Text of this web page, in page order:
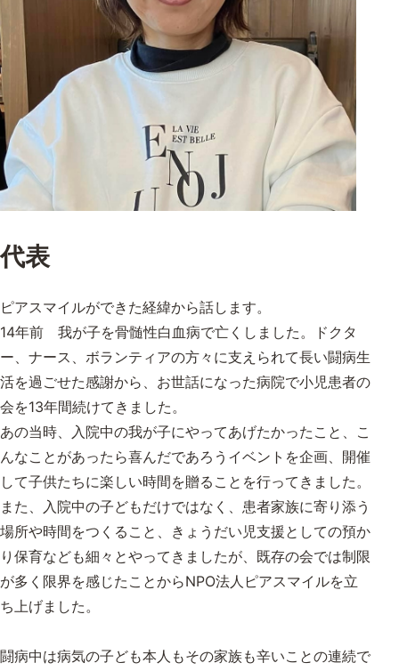
代表
ピアスマイルができた経緯から話します。
14年前 我が子を骨髄性白血病で亡くしました。ドクタ
ー、ナース、ボランティアの方々に支えられて長い闘病生
活を過ごせた感謝から、お世話になった病院で小児患者の
会を13年間続けてきました。
あの当時、入院中の我が子にやってあげたかったこと、こ
んなことがあったら喜んだであろうイベントを企画、開催
して子供たちに楽しい時間を贈ることを行ってきました。
また、入院中の子どもだけではなく、患者家族に寄り添う
場所や時間をつくること、きょうだい児支援としての預か
り保育なども細々とやってきましたが、既存の会では制限
が多く限界を感じたことからNPO法人ピアスマイルを立
ち上げました。
闘病中は病気の子ども本人もその家族も辛いことの連続で